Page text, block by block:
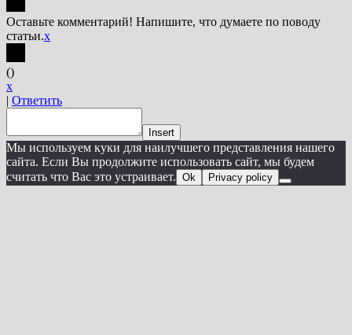
Оставьте комментарий! Напишите, что думаете по поводу
статьи.x
()
x
| Ответить
Insert
Мы используем куки для наилучшего представления нашего
сайта. Если Вы продолжите использовать сайт, мы будем
считать что Вас это устраивает. Ok Privacy policy